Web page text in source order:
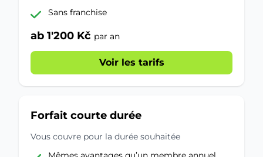
Sans franchise
ab 1'200 Kč par an
Voir les tarifs
Forfait courte durée
Vous couvre pour la durée souhaitée